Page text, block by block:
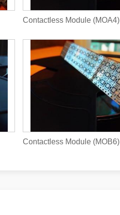
Contactless Module (MOA4)
Contactless Module (MOB6)